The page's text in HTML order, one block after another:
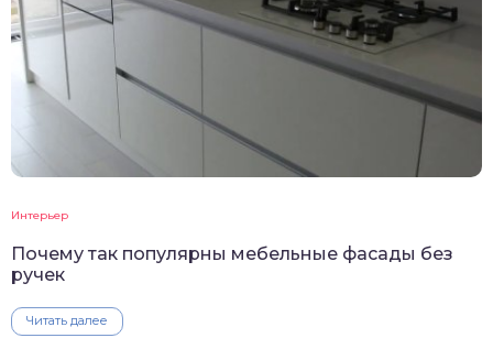
Интерьер
Почему так популярны мебельные фасады без
ручек
Читать далее